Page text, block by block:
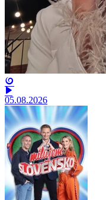
05.08.2026